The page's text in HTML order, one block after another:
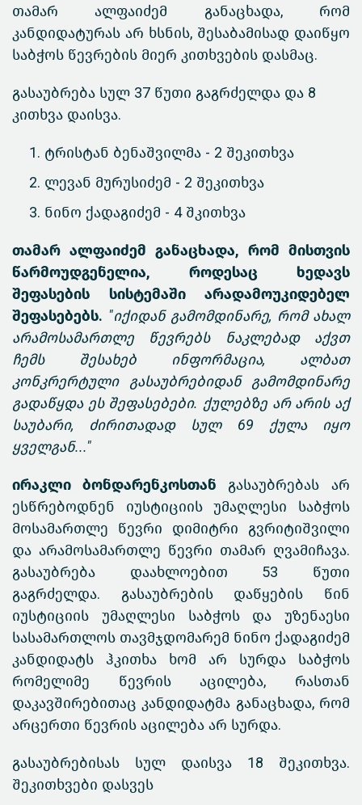
თამარ ალფაიძემ განაცხადა, რომ
კანდიდატურას არ ხსნის, შესაბამისად დაიწყო
საბჭოს წევრების მიერ კითხვების დასმაც.
გასაუბრება სულ 37 წუთი გაგრძელდა და 8
კითხვა დაისვა.
ტრისტან ბენაშვილმა - 2 შეკითხვა
ლევან მურუსიძემ - 2 შეკითხვა
ნინო ქადაგიძემ - 4 შკითხვა
თამარ ალფაიძემ განაცხადა, რომ მისთვის
წარმოუდგენელია, როდესაც ხედავს
შეფასების სისტემაში არადამოუკიდებელ
შეფასებებს. "იქიდან გამომდინარე, რომ ახალ
არამოსამართლე წევრებს ნაკლებად აქვთ
ჩემს შესახებ ინფორმაცია, ალბათ
კონკრერტული გასაუბრებიდან გამომდინარე
გადაწყდა ეს შეფასებები. ქულებზე არ არის აქ
საუბარი, ძირითადად სულ 69 ქულა იყო
ყველგან..."
ირაკლი ბონდარენკოსთან გასაუბრებას არ
ესწრებოდნენ იუსტიციის უმაღლესი საბჭოს
მოსამართლე წევრი დიმიტრი გვრიტიშვილი
და არამოსამართლე წევრი თამარ ღვამიჩავა.
გასაუბრება დაახლოებით 53 წუთი
გაგრძელდა. გასაუბრების დაწყების წინ
იუსტიციის უმაღლესი საბჭოს და უზენაესი
სასამართლოს თავმჯდომარემ ნინო ქადაგიძემ
კანდიდატს ჰკითხა ხომ არ სურდა საბჭოს
რომელიმე წევრის აცილება, რასთან
დაკავშირებითაც კანდიდატმა განაცხადა, რომ
არცერთი წევრის აცილება არ სურდა.
გასაუბრებისას სულ დაისვა 18 შეკითხვა.
შეკითხვები დასვეს